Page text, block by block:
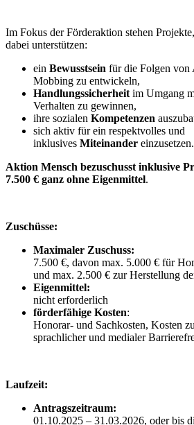
Im Fokus der Förderaktion stehen
dabei unterstützen:
ein Bewusstsein für die Folgen von
Mobbing zu entwickeln,
Handlungssicherheit im Umgang
Verhalten zu gewinnen,
ihre sozialen Kompetenzen
sich aktiv für ein respektvolles und
inklusives Miteinander einzusetzen.
Aktion Mensch bezuschusst inklusive
7.500 € ganz ohne Eigenmittel.
Zuschüsse:
Maximaler Zuschuss:
7.500 €, davon max. 5.000 € für
und max. 2.500 € zur Herstellung
Eigenmittel:
nicht erforderlich
förderfähige Kosten:
Honorar- und Sachkosten, Kosten
sprachlicher und medialer
Laufzeit:
Antragszeitraum:
01.10.2025 – 31.03.2026, oder bis